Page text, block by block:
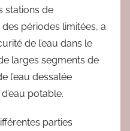
stations de
périodes limitées, a
de l’eau dans le
larges segments de
l’eau dessalée
potable.
parties